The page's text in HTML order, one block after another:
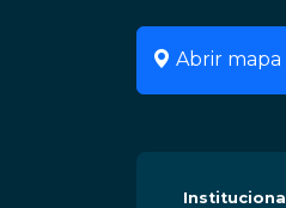
Abrir mapa
Institucional